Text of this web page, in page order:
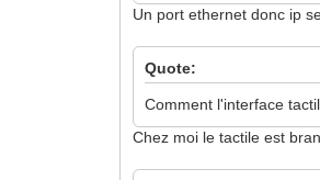
Un port ethernet donc ip
Quote:
Comment l'interface
Chez moi le tactile est